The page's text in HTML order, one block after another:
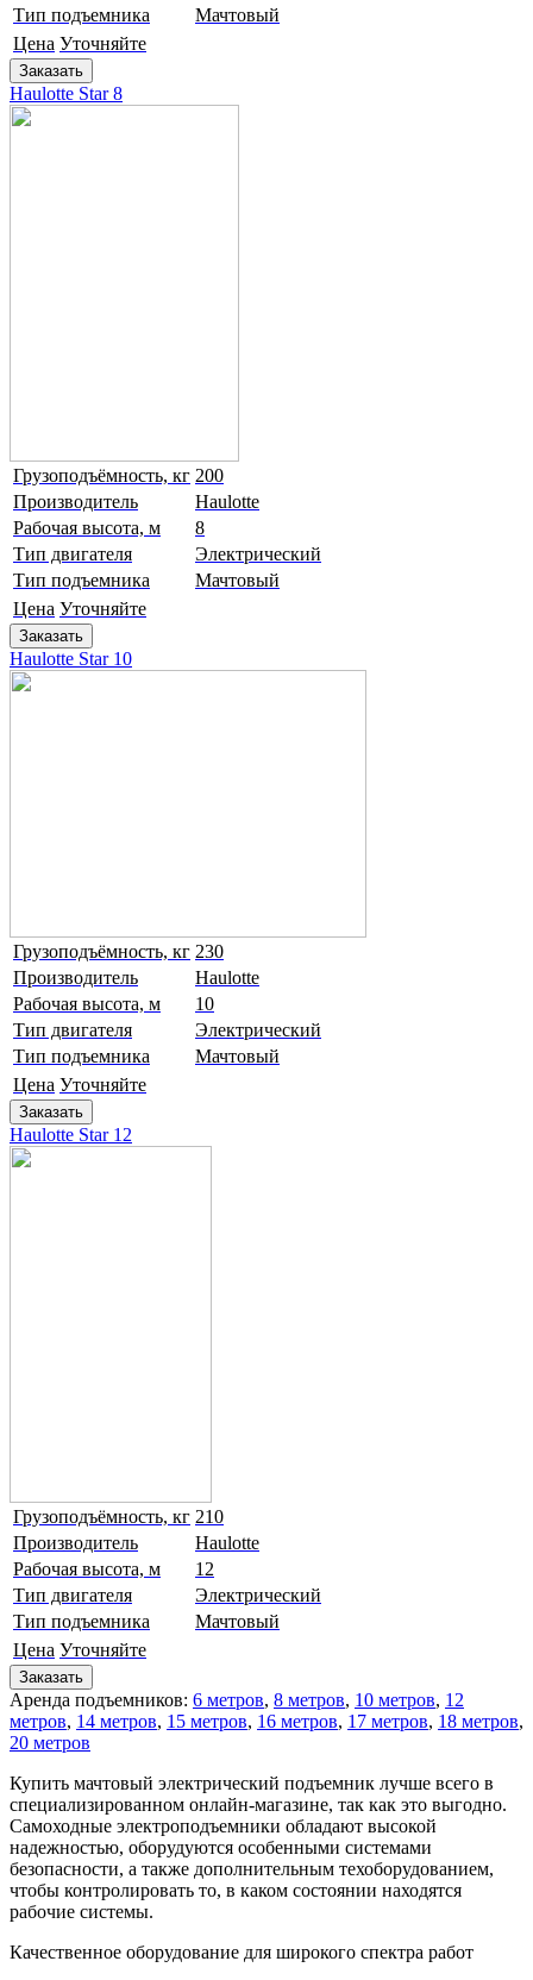
Тип подъемника
Мачтовый
Цена Уточняйте
Заказать
Haulotte Star 8
Грузоподъёмность, кг 200
Производитель
Haulotte
Рабочая высота, м
8
Тип двигателя
Электрический
Тип подъемника
Мачтовый
Цена Уточняйте
Заказать
Haulotte Star 10
Грузоподъёмность, кг 230
Производитель
Haulotte
Рабочая высота, м
10
Тип двигателя
Электрический
Тип подъемника
Мачтовый
Цена Уточняйте
Заказать
Haulotte Star 12
Грузоподъёмность, кг 210
Производитель
Haulotte
Рабочая высота, м
12
Тип двигателя
Электрический
Тип подъемника
Мачтовый
Цена Уточняйте
Заказать
Аренда подъемников: 6 метров, 8 метров, 10 метров, 12
метров, 14 метров, 15 метров, 16 метров, 17 метров, 18 метров,
20 метров
Купить мачтовый электрический подъемник лучше всего в
специализированном онлайн-магазине, так как это выгодно.
Самоходные электроподъемники обладают высокой
надежностью, оборудуются особенными системами
безопасности, а также дополнительным техоборудованием,
чтобы контролировать то, в каком состоянии находятся
рабочие системы.
Качественное оборудование для широкого спектра работ